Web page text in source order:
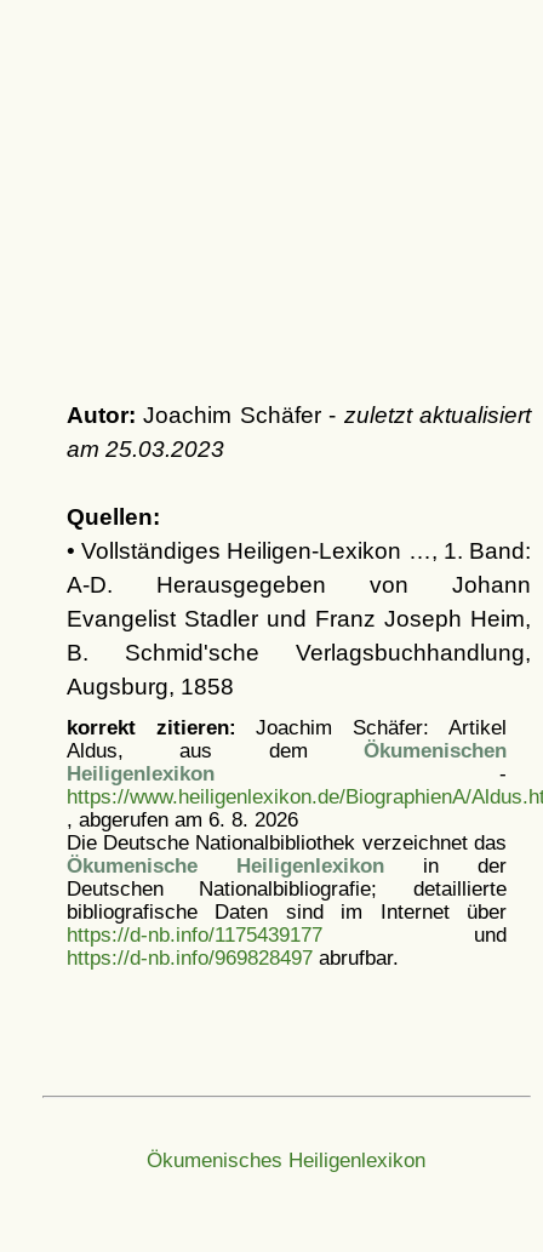
Autor: Joachim Schäfer - zuletzt aktualisiert
am 25.03.2023
Quellen:
• Vollständiges Heiligen-Lexikon …, 1. Band:
A-D. Herausgegeben von Johann
Evangelist Stadler und Franz Joseph Heim,
B. Schmid'sche Verlagsbuchhandlung,
Augsburg, 1858
korrekt zitieren: Joachim Schäfer: Artikel
Aldus, aus dem Ökumenischen
Heiligenlexikon-
https://www.heiligenlexikon.de/BiographienA/
, abgerufen am 6. 8. 2026
Die Deutsche Nationalbibliothek verzeichnet das
Ökumenische Heiligenlexikonin der
Deutschen Nationalbibliografie; detaillierte
bibliografische Daten sind im Internet über
https://d-nb.info/1175439177und
https://d-nb.info/969828497abrufbar.
Ökumenisches Heiligenlexikon